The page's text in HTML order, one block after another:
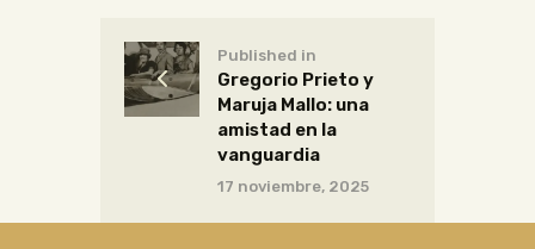
Published in
Gregorio Prieto y
Maruja Mallo: una
amistad en la
vanguardia
17 noviembre, 2025